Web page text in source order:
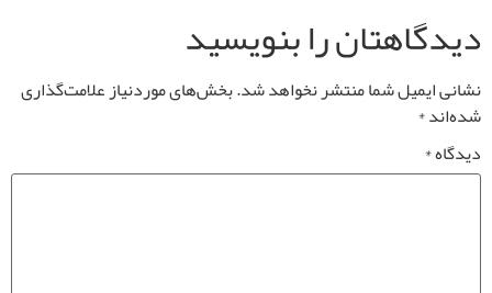
دیدگاهتان را بنویسید
نشانی ایمیل شما منتشر نخواهد شد.بخش‌های موردنیاز علامت‌گذاری
شده‌اند*
دیدگاه*